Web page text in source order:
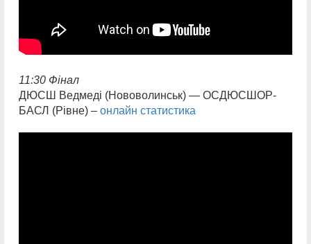
11:30 Фінал
ДЮСШ Ведмеді (Нововолинськ) — ОСДЮСШОР-
БАСЛ (Рівне) – онлайн статистика